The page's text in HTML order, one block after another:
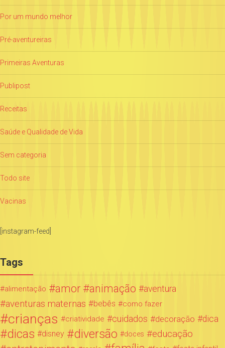
Por um mundo melhor
Pré-aventureiras
Primeiras Aventuras
Publipost
Receitas
Saúde e Qualidade de Vida
Sem categoria
Todo site
Vacinas
[instagram-feed]
Tags
alimentação amor animação aventura
aventuras maternas bebês como fazer
crianças criatividade cuidados decoração dica
dicas disney diversão doces educação